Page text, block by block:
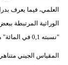
العلمي، فيما يعرف
الوراثية المرتبطة
"نسبته 0,1 في المائة" من الاختلافات الفردية في الأداء الدراسي.
المقياس الجيني